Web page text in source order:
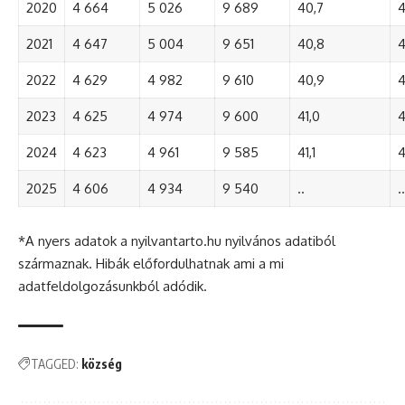
2020 4 664 5 026 9 689 40,7
2021 4 647 5 004 9 651 40,8
2022 4 629 4 982 9 610 40,9
2023 4 625 4 974 9 600 41,0
2024 4 623 4 961 9 585 41,1
2025 4 606 4 934 9 540 .. ..
*A nyers adatok a nyilvantarto.hu nyilvános adatiból
származnak. Hibák előfordulhatnak ami a mi
adatfeldolgozásunkból adódik.
TAGGED: község